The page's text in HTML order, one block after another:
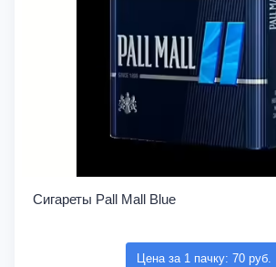
Сигареты Pall Mall Blue
Цена за 1 пачку: 70 руб.